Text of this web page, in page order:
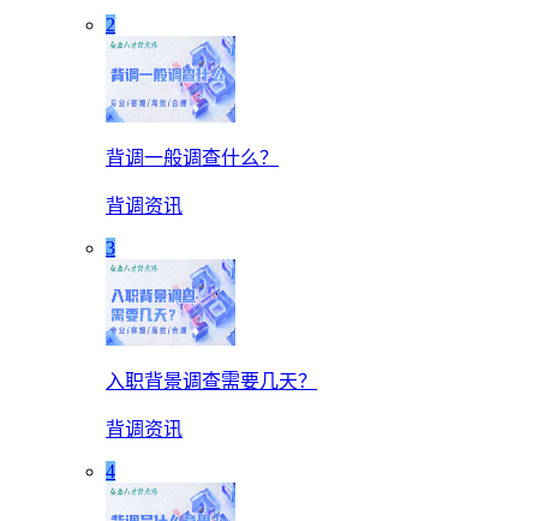
2
背调一般调查什么？
背调资讯
3
入职背景调查需要几天？
背调资讯
4